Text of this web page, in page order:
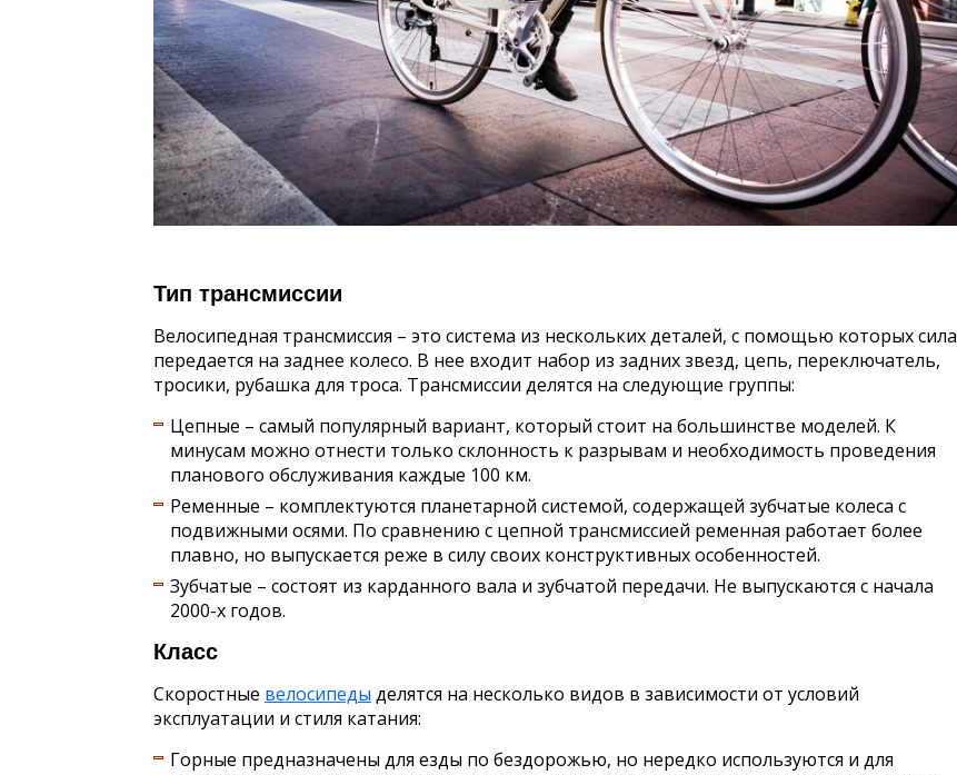
Тип трансмиссии
Велосипедная трансмиссия – это система из нескольких деталей, с помощью которых сила
передается на заднее колесо. В нее входит набор из задних звезд, цепь, переключатель,
тросики, рубашка для троса. Трансмиссии делятся на следующие группы:
Цепные – самый популярный вариант, который стоит на большинстве моделей. К
минусам можно отнести только склонность к разрывам и необходимость проведения
планового обслуживания каждые 100 км.
Ременные – комплектуются планетарной системой, содержащей зубчатые колеса с
подвижными осями. По сравнению с цепной трансмиссией ременная работает более
плавно, но выпускается реже в силу своих конструктивных особенностей.
Зубчатые – состоят из карданного вала и зубчатой передачи. Не выпускаются с начала
2000-х годов.
Класс
Скоростные велосипеды делятся на несколько видов в зависимости от условий
эксплуатации и стиля катания:
Горные предназначены для езды по бездорожью, но нередко используются и для